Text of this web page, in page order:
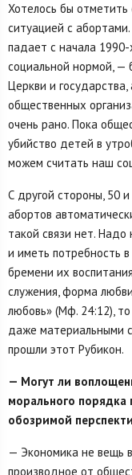
Хотелось бы
ситуацией с
падает с начала
социальной нормой, —
Церкви и
общественных
очень рано. Пока
убийство детей в
можем считать наш
С другой стороны, 50
абортов
такой связи нет. Надо
и иметь потребность
бремени их
служения, форма
любовь» (Мф. 24:12),
даже материальными
прошли этот Рубикон.
— Могут ли
морального порядка
обозримой
— Экономика не вещь
производное от